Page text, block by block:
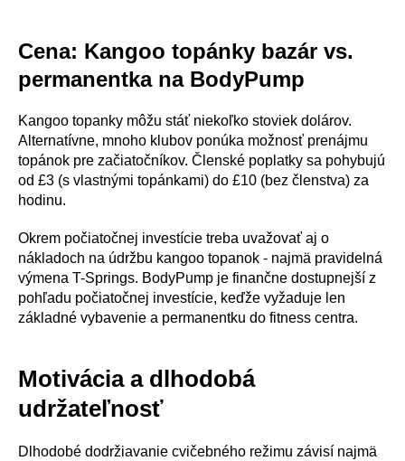
Cena: Kangoo topánky bazár vs.
permanentka na BodyPump
Kangoo topanky môžu stáť niekoľko stoviek dolárov.
Alternatívne, mnoho klubov ponúka možnosť prenájmu
topánok pre začiatočníkov. Členské poplatky sa pohybujú
od £3 (s vlastnými topánkami) do £10 (bez členstva) za
hodinu.
Okrem počiatočnej investície treba uvažovať aj o
nákladoch na údržbu kangoo topanok - najmä pravidelná
výmena T-Springs. BodyPump je finančne dostupnejší z
pohľadu počiatočnej investície, keďže vyžaduje len
základné vybavenie a permanentku do fitness centra.
Motivácia a dlhodobá
udržateľnosť
Dlhodobé dodržiavanie cvičebného režimu závisí najmä